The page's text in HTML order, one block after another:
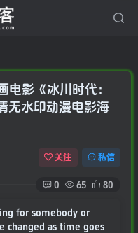
影《冰川时代：
无水印动漫电影海
关注 私信
0 65 80
for somebody or
changed as time goes